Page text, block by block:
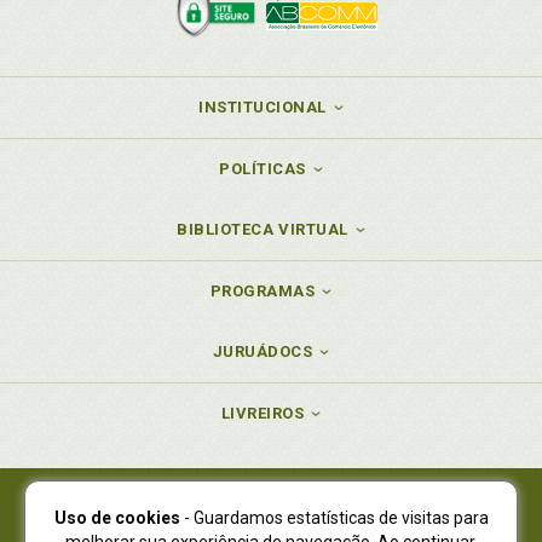
INSTITUCIONAL
POLÍTICAS
BIBLIOTECA VIRTUAL
PROGRAMAS
JURUÁDOCS
LIVREIROS
Juruá Editora Ltda., CNPJ 77.535.508/0001-19
Uso de cookies - Guardamos estatísticas de visitas para